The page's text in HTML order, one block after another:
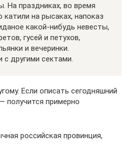
На праздниках, во время
на рысаках, напоказ
какой-нибудь невесты,
гусей и петухов,
и вечеринки.
с другими сектами.
Если описать сегодняшний
получится примерно
российская провинция,